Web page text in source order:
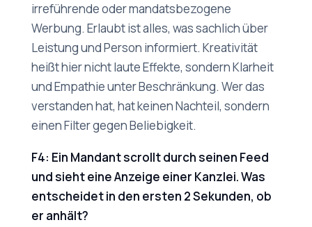
irreführende oder mandatsbezogene
Werbung. Erlaubt ist alles, was sachlich über
Leistung und Person informiert. Kreativität
heißt hier nicht laute Effekte, sondern Klarheit
und Empathie unter Beschränkung. Wer das
verstanden hat, hat keinen Nachteil, sondern
einen Filter gegen Beliebigkeit.
F4: Ein Mandant scrollt durch seinen Feed
und sieht eine Anzeige einer Kanzlei. Was
entscheidet in den ersten 2 Sekunden, ob
er anhält?